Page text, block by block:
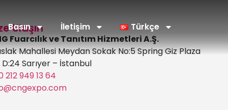
Basın İletişim Türkçe
Ulaşın
Fuarcılık ve Tanıtım Hizmetleri A.Ş.
Mahallesi Meydan Sokak No:5 Spring Giz Plaza
D:24 Sarıyer – İstanbul
212 949 13 64